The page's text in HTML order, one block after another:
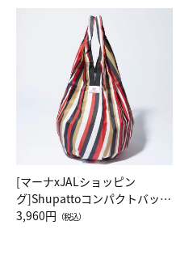
[マーナxJALショッピン
グ]Shupattoコンパクトバッグ
Drop JAL客室乗務員（LC）ス
3,960円 （税込）